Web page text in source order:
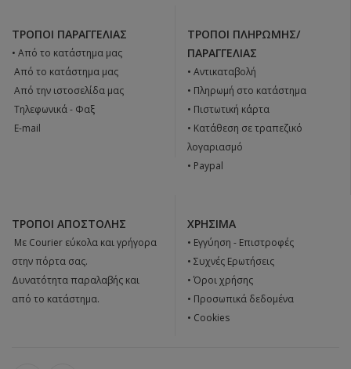
ΤΡΌΠΟΙ ΠΑΡΑΓΓΕΛΊΑΣ
• Από το κατάστημα μας
 Από το κατάστημα μας
 Από την ιστοσελίδα μας
 Tηλεφωνικά - Φαξ
 E-mail
ΤΡΌΠΟΙ ΠΛΗΡΩΜΉΣ/
ΠΑΡΑΓΓΕΛΊΑΣ
• Αντικαταβολή
• Πληρωμή στο κατάστημα
• Πιστωτική κάρτα
• Κατάθεση σε τραπεζικό
λογαριασμό
• Paypal
ΤΡΌΠΟΙ ΑΠΟΣΤΟΛΉΣ
 Με Courier εύκολα και γρήγορα
στην πόρτα σας.
Δυνατότητα παραλαβής και
από το κατάστημα.
ΧΡΉΣΙΜΑ
• Εγγύηση - Επιστροφές
• Συχνές Ερωτήσεις
• Όροι χρήσης
• Προσωπικά δεδομένα
• Cookies